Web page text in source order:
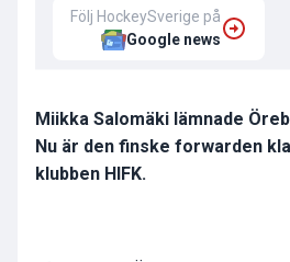
Följ HockeySverige på
Google news
Miikka Salomäki lämnade
Nu är den finske forwarden
klubben HIFK.